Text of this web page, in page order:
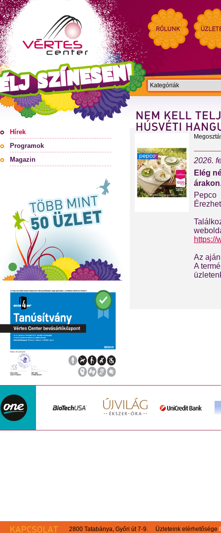
2026.
Elég
Pepco
https://
Az
A
Hírek
Programok
Magazin
2800 Tatabánya, Győri út 7-9. Üzleteink elérhetősége